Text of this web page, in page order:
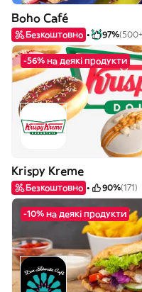
Boho Café
Безкоштовно 97%
-56% на деякі продукти
Krispy Kreme
Безкоштовно 90%(171)
-10% на деякі продукти